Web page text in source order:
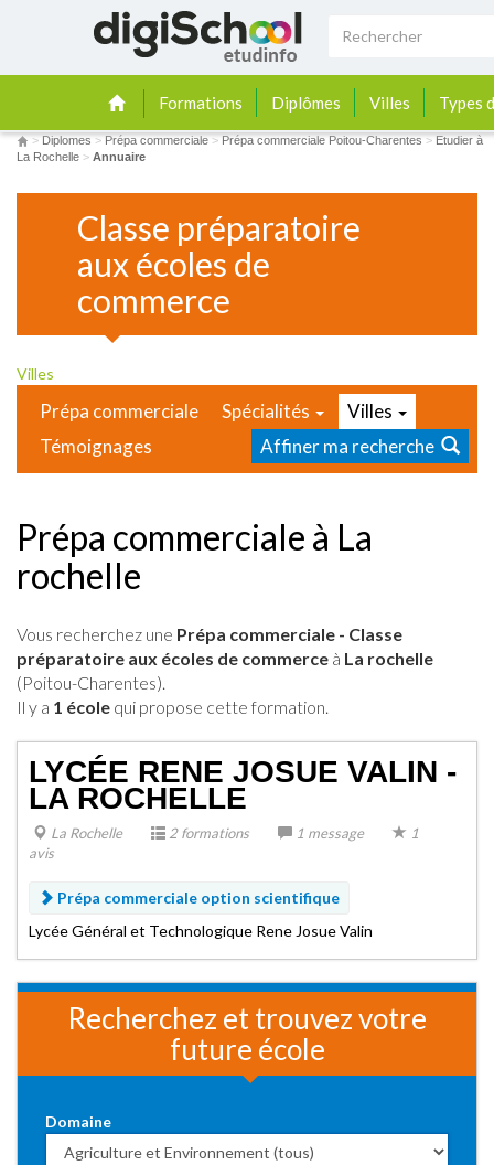
Formations Diplômes Villes Types
> Diplomes > Prépa commerciale > Prépa commerciale Poitou-Charentes > Etudier à
La Rochelle > Annuaire
Classe préparatoire
aux écoles de
commerce
Villes
Prépa commerciale Spécialités
Villes
Témoignages
Affiner ma recherche
Prépa commerciale à La
rochelle
Vous recherchez une Prépa commerciale - Classe
préparatoire aux écoles de commerce à La rochelle
(Poitou-Charentes).
Il y a 1 école qui propose cette formation.
LYCÉE RENE JOSUE VALIN -
LA ROCHELLE
La Rochelle 2 formations 1 message
1
avis
Prépa commerciale option scientifique
Lycée Général et Technologique Rene Josue Valin
Recherchez et trouvez votre
future école
Domaine